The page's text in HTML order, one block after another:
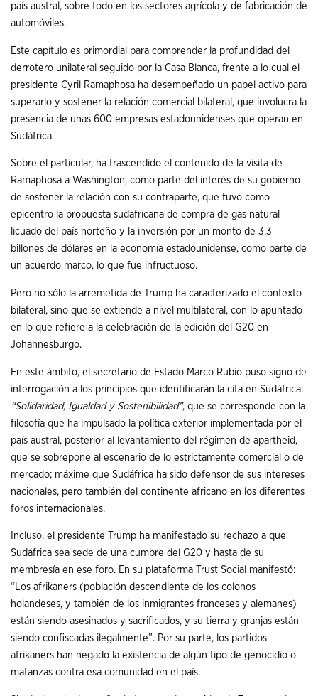
país austral, sobre todo en los sectores agrícola y de fabricación de
automóviles.
Este capítulo es primordial para comprender la profundidad del
derrotero unilateral seguido por la Casa Blanca, frente a lo cual el
presidente Cyril Ramaphosa ha desempeñado un papel activo para
superarlo y sostener la relación comercial bilateral, que involucra la
presencia de unas 600 empresas estadounidenses que operan en
Sudáfrica.
Sobre el particular, ha trascendido el contenido de la visita de
Ramaphosa a Washington, como parte del interés de su gobierno
de sostener la relación con su contraparte, que tuvo como
epicentro la propuesta sudafricana de compra de gas natural
licuado del país norteño y la inversión por un monto de 3.3
billones de dólares en la economía estadounidense, como parte de
un acuerdo marco, lo que fue infructuoso.
Pero no sólo la arremetida de Trump ha caracterizado el contexto
bilateral, sino que se extiende a nivel multilateral, con lo apuntado
en lo que refiere a la celebración de la edición del G20 en
Johannesburgo.
En este ámbito, el secretario de Estado Marco Rubio puso signo de
interrogación a los principios que identificarán la cita en Sudáfrica:
“Solidaridad, Igualdad y Sostenibilidad”, que se corresponde con la
filosofía que ha impulsado la política exterior implementada por el
país austral, posterior al levantamiento del régimen de apartheid,
que se sobrepone al escenario de lo estrictamente comercial o de
mercado; máxime que Sudáfrica ha sido defensor de sus intereses
nacionales, pero también del continente africano en los diferentes
foros internacionales.
Incluso, el presidente Trump ha manifestado su rechazo a que
Sudáfrica sea sede de una cumbre del G20 y hasta de su
membresía en ese foro. En su plataforma Trust Social manifestó:
“Los afrikaners (población descendiente de los colonos
holandeses, y también de los inmigrantes franceses y alemanes)
están siendo asesinados y sacrificados, y su tierra y granjas están
siendo confiscadas ilegalmente”. Por su parte, los partidos
afrikaners han negado la existencia de algún tipo de genocidio o
matanzas contra esa comunidad en el país.